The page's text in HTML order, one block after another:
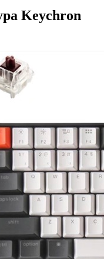
Keychron